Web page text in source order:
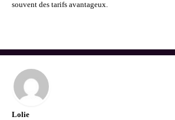
souvent des tarifs avantageux.
Lolie